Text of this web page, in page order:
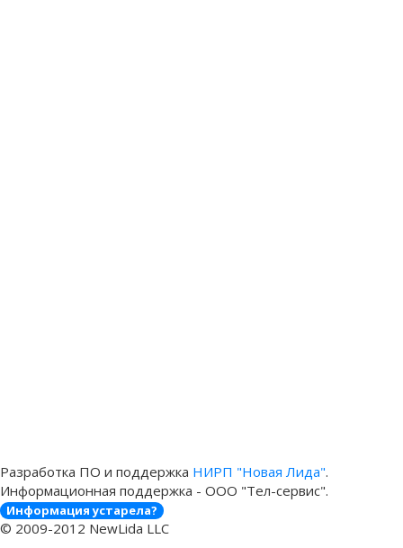
Разработка ПО и поддержка НИРП "Новая Лида".
Информационная поддержка - ООО "Тел-сервис".
Информация устарела?
© 2009-2012 NewLida LLC